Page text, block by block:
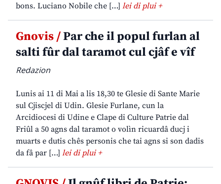
bons. Luciano Nobile che […] lei di plui +
Gnovis /Par che il popul furlan al
salti fûr dal taramot cul cjâf e vîf
Redazion
Lunis ai 11 di Mai a lis 18,30 te Glesie di Sante Marie
sul Cjiscjel di Udin. Glesie Furlane, cun la
Arcidiocesi di Udine e Clape di Culture Patrie dal
Friûl a 50 agns dal taramot o volìn ricuardâ ducj i
muarts e dutis chês personis che tai agns si son dadis
da fâ par […] lei di plui +